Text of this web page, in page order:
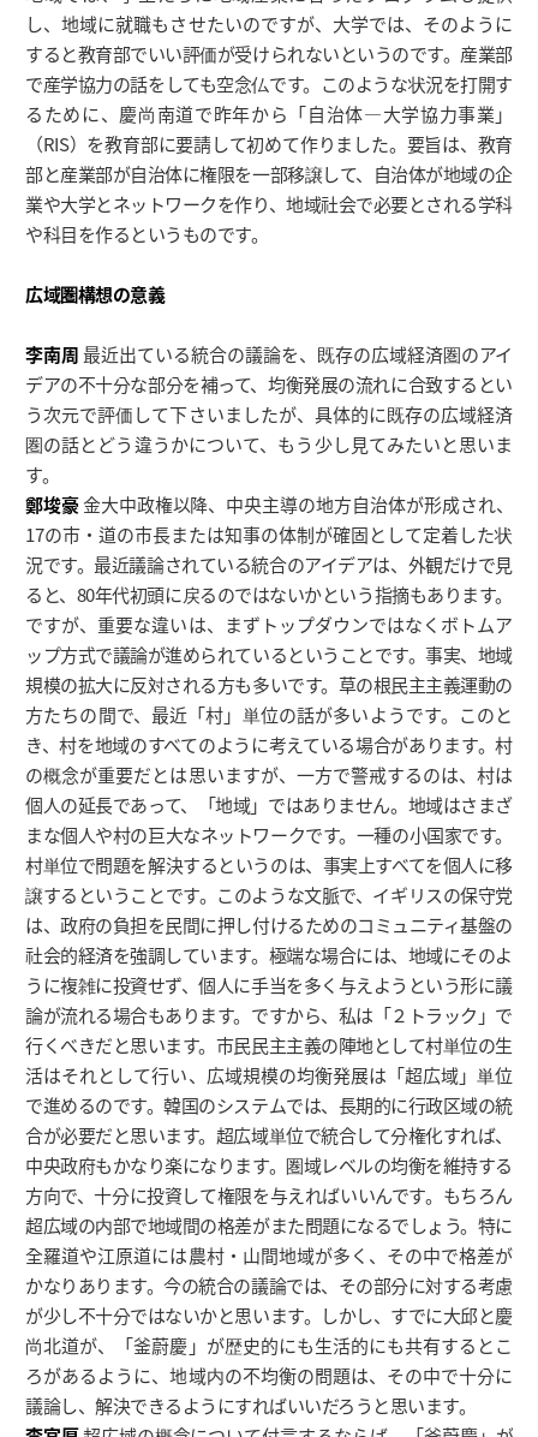
し、地域に就職もさせたいのですが、大学では、そのように
すると教育部でいい評価が受けられないというのです。産業部
で産学協力の話をしても空念仏です。このような状況を打開す
るために、慶尚南道で昨年から「自治体―大学協力事業」
（RIS）を教育部に要請して初めて作りました。要旨は、教育
部と産業部が自治体に権限を一部移譲して、自治体が地域の企
業や大学とネットワークを作り、地域社会で必要とされる学科
や科目を作るというものです。
広域圏構想の意義
李南周 最近出ている統合の議論を、既存の広域経済圏のアイ
デアの不十分な部分を補って、均衡発展の流れに合致するとい
う次元で評価して下さいましたが、具体的に既存の広域経済
圏の話とどう違うかについて、もう少し見てみたいと思いま
す。
鄭埈豪金大中政権以降、中央主導の地方自治体が形成され、
17の市・道の市長または知事の体制が確固として定着した状
況です。最近議論されている統合のアイデアは、外観だけで見
ると、80年代初頭に戻るのではないかという指摘もあります。
ですが、重要な違いは、まずトップダウンではなくボトムア
ップ方式で議論が進められているということです。事実、地域
規模の拡大に反対される方も多いです。草の根民主主義運動の
方たちの間で、最近「村」単位の話が多いようです。このと
き、村を地域のすべてのように考えている場合があります。村
の概念が重要だとは思いますが、一方で警戒するのは、村は
個人の延長であって、「地域」ではありません。地域はさまざ
まな個人や村の巨大なネットワークです。一種の小国家です。
村単位で問題を解決するというのは、事実上すべてを個人に移
譲するということです。このような文脈で、イギリスの保守党
は、政府の負担を民間に押し付けるためのコミュニティ基盤の
社会的経済を強調しています。極端な場合には、地域にそのよ
うに複雑に投資せず、個人に手当を多く与えようという形に議
論が流れる場合もあります。ですから、私は「２トラック」で
行くべきだと思います。市民民主主義の陣地として村単位の生
活はそれとして行い、広域規模の均衡発展は「超広域」単位
で進めるのです。韓国のシステムでは、長期的に行政区域の統
合が必要だと思います。超広域単位で統合して分権化すれば、
中央政府もかなり楽になります。圏域レベルの均衡を維持する
方向で、十分に投資して権限を与えればいいんです。もちろん
超広域の内部で地域間の格差がまた問題になるでしょう。特に
全羅道や江原道には農村・山間地域が多く、その中で格差が
かなりあります。今の統合の議論では、その部分に対する考慮
が少し不十分ではないかと思います。しかし、すでに大邱と慶
尚北道が、「釜蔚慶」が歴史的にも生活的にも共有するとこ
ろがあるように、地域内の不均衡の問題は、その中で十分に
議論し、解決できるようにすればいいだろうと思います。